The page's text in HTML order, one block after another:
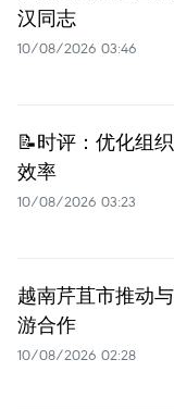
汉同志
10/08/2026 03:46
📝时评：优化组
效率
10/08/2026 03:23
越南芹苴市推动
游合作
10/08/2026 02:28